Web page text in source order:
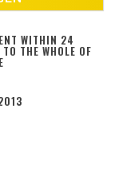
WITHIN 24
THE WHOLE OF